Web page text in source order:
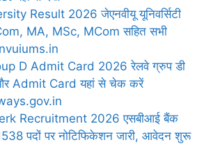
Result 2026 जेएनवीयू यूनिवर्सिटी
MA, MSc, MCom सहित सभी
D Admit Card 2026 रेलवे ग्रुप डी
Admit Card यहां से चेक करें
Recruitment 2026 एसबीआई बैंक
पदों पर नोटिफिकेशन जारी, आवेदन शुरू